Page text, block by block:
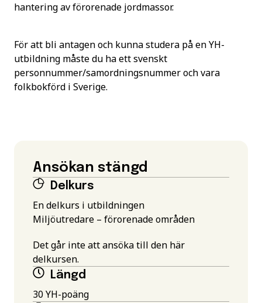
hantering av förorenade jordmassor.
För att bli antagen och kunna studera på en YH-
utbildning måste du ha ett svenskt
personnummer/samordningsnummer och vara
folkbokförd i Sverige.
Ansökan stängd
Delkurs
En delkurs i utbildningen
Miljöutredare – förorenade områden
Det går inte att ansöka till den här
delkursen.
Längd
30 YH-poäng